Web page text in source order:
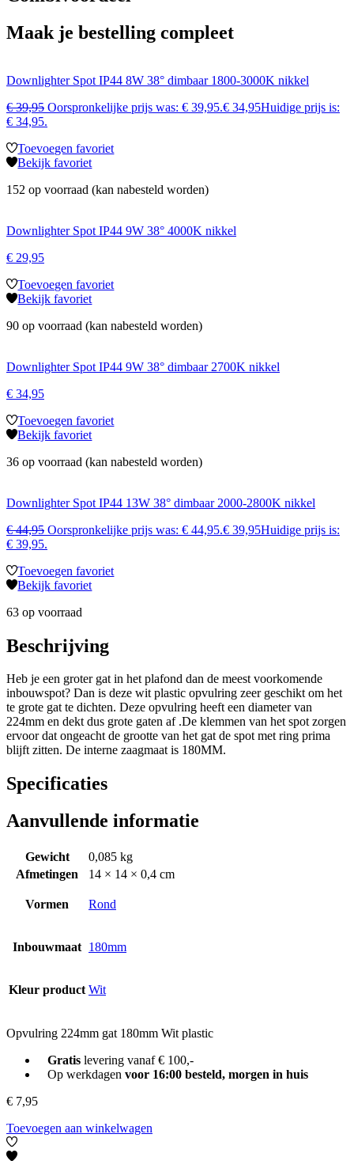
Maak je bestelling compleet
Downlighter Spot IP44 8W 38° dimbaar 1800-3000K nikkel
€39,95 Oorspronkelijke prijs was: € 39,95.€ 34,95Huidige prijs is:
€ 34,95.
Toevoegen favoriet
Bekijk favoriet
152 op voorraad (kan nabesteld worden)
Downlighter Spot IP44 9W 38° 4000K nikkel
€ 29,95
Toevoegen favoriet
Bekijk favoriet
90 op voorraad (kan nabesteld worden)
Downlighter Spot IP44 9W 38° dimbaar 2700K nikkel
€ 34,95
Toevoegen favoriet
Bekijk favoriet
36 op voorraad (kan nabesteld worden)
Downlighter Spot IP44 13W 38° dimbaar 2000-2800K nikkel
€44,95 Oorspronkelijke prijs was: € 44,95.€ 39,95Huidige prijs is:
€ 39,95.
Toevoegen favoriet
Bekijk favoriet
63 op voorraad
Beschrijving
Heb je een groter gat in het plafond dan de meest voorkomende
inbouwspot? Dan is deze wit plastic opvulring zeer geschikt om het
te grote gat te dichten. Deze opvulring heeft een diameter van
224mm en dekt dus grote gaten af .De klemmen van het spot zorgen
ervoor dat ongeacht de grootte van het gat de spot met ring prima
blijft zitten. De interne zaagmaat is 180MM.
Specificaties
Aanvullende informatie
Gewicht
0,085 kg
Afmetingen
14 × 14 × 0,4 cm
Vormen Rond
Inbouwmaat 180mm
Kleur product Wit
Opvulring 224mm gat 180mm Wit plastic
Gratislevering vanaf € 100,-
Op werkdagen voor 16:00 besteld, morgen in huis
€ 7,95
Toevoegen aan winkelwagen